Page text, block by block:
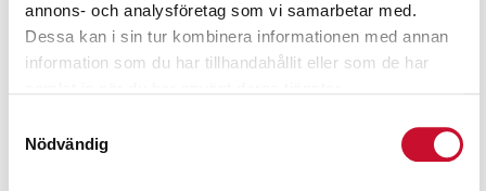
annons- och analysföretag som vi samarbetar med.
Dessa kan i sin tur kombinera informationen med annan
information som du har tillhandahållit eller som de har
Nödvändig